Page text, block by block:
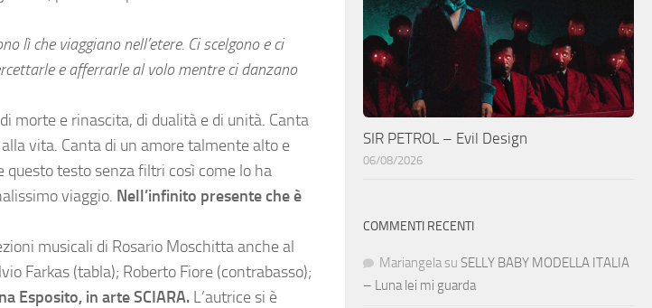
lì che viaggiano nell’etere. Ci scelgono e ci
e afferrarle al volo mentre ci danzano
morte e rinascita, di dualità e di unità. Canta
vita. Canta di un amore talmente alto e
questo testo senza filtri così come lo ha
viaggio. Nell’infinito presente che è
musicali di Rosario Moschitta anche al
Farkas (tabla); Roberto Fiore (contrabasso);
Esposito, in arte SCIARA. L’autrice si è
SIR PETROL – Evil Design
06/08/2026
COMMENTI RECENTI
Mariangela su SELLY BABY MODELLA ITALIA
– Luna lei mi guarda